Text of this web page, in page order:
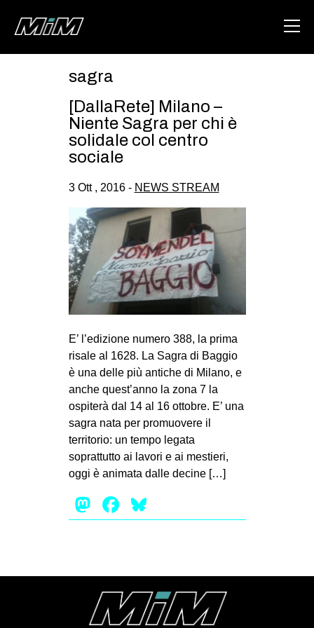
ABOUT
CSOA LAMBRETTA
MSM
STUDENTI TSUNAMI
ZAM
MOBILITAZIONI
SPAZI
SPORT POPOLARE
MOVIMENTI
AMBIENTE
ANTIFASCISMO
DIRITTO ALL’ABITARE
GENERI
REPRESSIONE
STUDENTI
sagra
[DallaRete] Milano –
Niente Sagra per chi è
solidale col centro
sociale
3 Ott , 2016 - NEWS STREAM
E’ l’edizione numero 388, la prima
risale al 1628. La Sagra di Baggio
è una delle più antiche di Milano, e
anche quest’anno la zona 7 la
ospiterà dal 14 al 16 ottobre. E’ una
sagra nata per promuovere il
territorio: un tempo legata
soprattutto ai lavori e ai mestieri,
oggi è animata dalle decine […]
Mastodon
Facebook